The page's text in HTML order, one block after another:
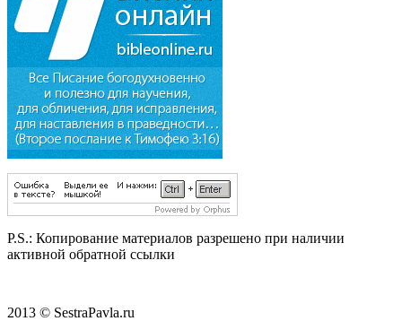
P.S.: Копирование материалов разрешено при наличии
активной обратной ссылки
2013 © SestraPavla.ru